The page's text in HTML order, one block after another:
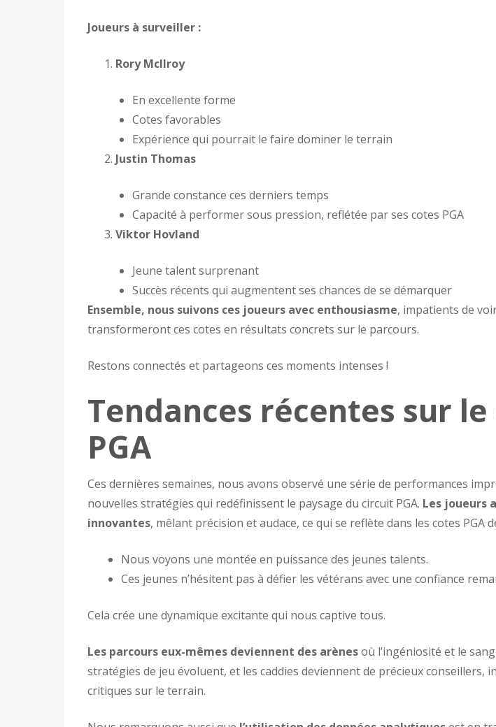
Joueurs à surveiller :
Rory McIlroy
En excellente forme
Cotes favorables
Expérience qui pourrait le faire dominer le terrain
Justin Thomas
Grande constance ces derniers temps
Capacité à performer sous pression, reflétée par ses cotes PGA
Viktor Hovland
Jeune talent surprenant
Succès récents qui augmentent ses chances de se démarquer
Ensemble, nous suivons ces joueurs avec enthousiasme, impatients de
transformeront ces cotes en résultats concrets sur le parcours.
Restons connectés et partageons ces moments intenses !
Tendances récentes sur
PGA
Ces dernières semaines, nous avons observé une série de performances
nouvelles stratégies qui redéfinissent le paysage du circuit PGA. Les joueurs
innovantes, mêlant précision et audace, ce qui se reflète dans les cotes PGA
Nous voyons une montée en puissance des jeunes talents.
Ces jeunes n’hésitent pas à défier les vétérans avec une confiance
Cela crée une dynamique excitante qui nous captive tous.
Les parcours eux-mêmes deviennent des arènesoù l’ingéniosité et le
stratégies de jeu évoluent, et les caddies deviennent de précieux conseillers,
critiques sur le terrain.